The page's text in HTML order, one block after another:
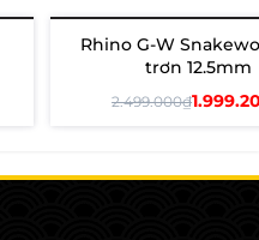
- 20%
Rhino G-W
trơn 12.5mm
2.499.000₫